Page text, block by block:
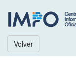
Volver